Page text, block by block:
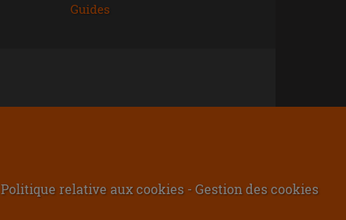
Guides
Politique relative aux cookies
Gestion des cookies